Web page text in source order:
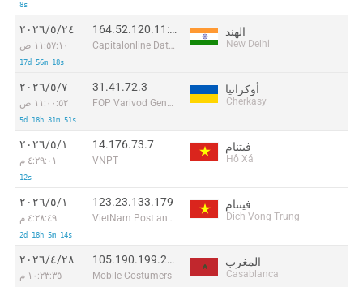
8s
٢٤‏/٥‏/٢٠٢٦
١١:٥٧:١٠ ص
17d 56m 18s
164.52.120.11:48182
Capitalonline Data Service (HK) Co
الهند
New Delhi
٧‏/٥‏/٢٠٢٦
١١:٠٠:٥٢ ص
5d 18h 31m 51s
31.41.72.3
FOP Varivod Gennadiy Grugorovich
أوكرانيا
Cherkasy
١‏/٥‏/٢٠٢٦
٤:٢٩:٠١ م
12s
14.176.73.7
VNPT
فيتنام
Hồ Xá
١‏/٥‏/٢٠٢٦
٤:٢٨:٤٩ م
2d 18h 5m 14s
123.23.133.179
VietNam Post and Telecom Corporation
فيتنام
Dich Vong Trung
٢٨‏/٤‏/٢٠٢٦
١٠:٢٣:٣٥ م
105.190.199.218
Mobile Costumers
المغرب
Casablanca